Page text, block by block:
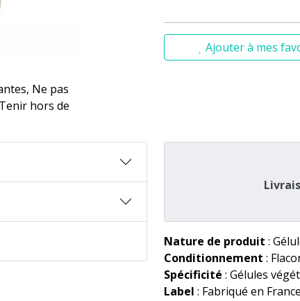
Ne pas
hors de
Ajouter à mes
Nature de produit :
Conditionnement :
Spécificité : Gélules
Label : Fabriqué en France